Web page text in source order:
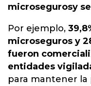
microsegurosy
Por ejemplo,
microseguros y
fueron
entidades
para mantener la